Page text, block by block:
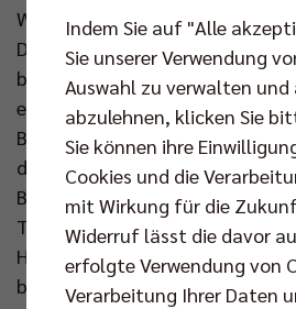
Wie schon vor vier Tagen
Deutsche Meister in
bestens auf den Gegner aus
eingestellt. Vom ersten
Berliner Block-Feldabwehr
der Gäste und erarbeitete sich
Breakchancen. Beim Stand von
Trainer Itamar Stein zur ersten
Heimteam gab weiter den Ton
begannen bei den Grizzlys früh
Indem Sie auf "Alle
Sie unserer Verwendung
Auswahl zu verwalten
abzulehnen, klicken Sie
Sie können ihre
Cookies und die
mit Wirkung für die
Widerruf lässt die davor
erfolgte Verwendung von
Verarbeitung Ihrer Daten